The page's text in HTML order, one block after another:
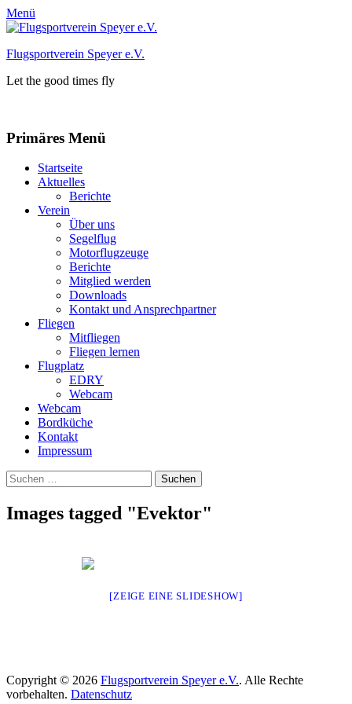
Menü
Flugsportverein Speyer e.V.
Let the good times fly
Primäres Menü
Zum
Inhalt
Startseite
Aktuelles
Berichte
Verein
Über uns
Segelflug
Motorflugzeuge
Berichte
Mitglied werden
Downloads
Kontakt und Ansprechpartner
Fliegen
Mitfliegen
Fliegen lernen
Flugplatz
EDRY
Webcam
Webcam
Bordküche
Kontakt
Impressum
Suchen
Suchen
nach:
Images tagged "Evektor"
[ZEIGE EINE SLIDESHOW]
Copyright © 2026 Flugsportverein Speyer e.V.. Alle Rechte
vorbehalten. Datenschutz